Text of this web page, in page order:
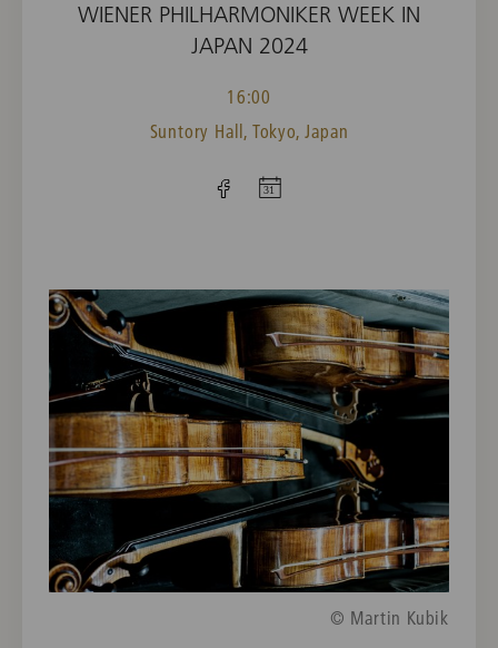
WIENER PHILHARMONIKER WEEK IN
JAPAN 2024
16:00
Suntory Hall, Tokyo, Japan
© Martin Kubik